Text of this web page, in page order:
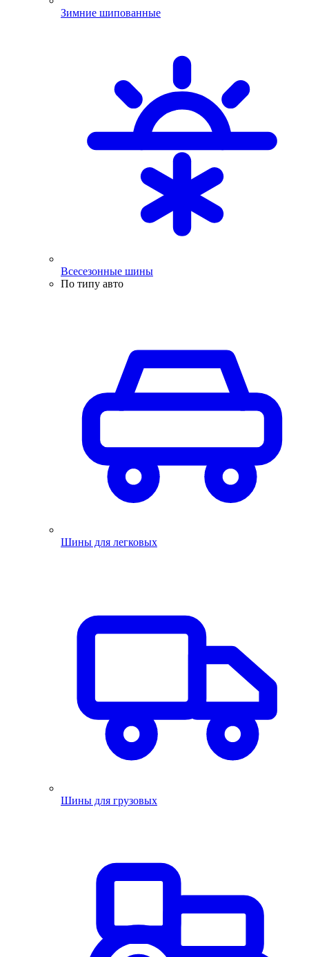
Зимние шипованные
Всесезонные шины
По типу авто
Шины для легковых
Шины для грузовых